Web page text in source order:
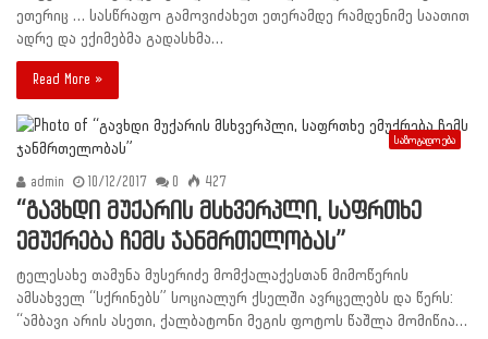
ეთერიც … სასწრაფო გამოვიძახეთ ეთერამდე რამდენიმე საათით
ადრე და ექიმებმა გადასხმა…
Read More »
საზოგადოება
admin 10/12/2017 0 427
“გავხდი მუქარის მსხვერპლი, საფრთხე
ემუქრება ჩემს ჯანმრთელობას”
ტელესახე თამუნა მუსერიძე მომქალაქესთან მიმოწერის
ამსახველ “სქრინებს” სოციალურ ქსელში ავრცელებს და წერს:
“ამბავი არის ასეთი, ქალბატონი მეგის ფოტოს წაშლა მომიწია…